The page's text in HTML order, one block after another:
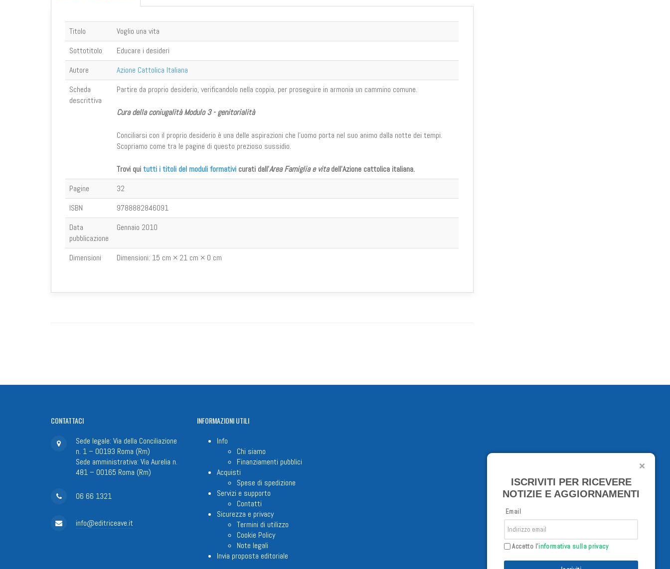
Titolo
Voglio una vita
Sottotitolo
Educare i desideri
Autore
Azione Cattolica Italiana
Scheda
descrittiva
Partire da proprio desiderio, verificandolo nella coppia, per proseguire in armonia un cammino comune.
Cura della coniugalità Modulo 3 - genitorialità
Conciliarsi con il proprio desiderio è una delle aspirazioni che l'uomo porta nel suo animo dalla notte dei tempi.
Scopriamo come tra le pagine di questo prezioso sussidio.
Trovi quitutti i titoli del moduli formativi curati dall'Area Famiglia e vitadell'Azione cattolica italiana.
Pagine
32
ISBN
9788882846091
Data
pubblicazione
Gennaio 2010
Dimensioni Dimensioni: 15 cm × 21 cm × 0 cm
CONTATTACI
Sede legale: Via della Conciliazione
n. 1 – 00193 Roma (Rm)
Sede amministrativa: Via Aurelia n.
481 – 00165 Roma (Rm)
06 66 1321
info@editriceave.it
INFORMAZIONIUTILI
Info
Chi siamo
Finanziamenti pubblici
Acquisti
Spese di spedizione
Servizi e supporto
Contatti
Sicurezza e privacy
Termini di utilizzo
Cookie Policy
Note legali
Invia proposta editoriale
ISCRIVITI PER RICEVERE
NOTIZIE E AGGIORNAMENTI
Email
Accetto l'informativa sulla privacy